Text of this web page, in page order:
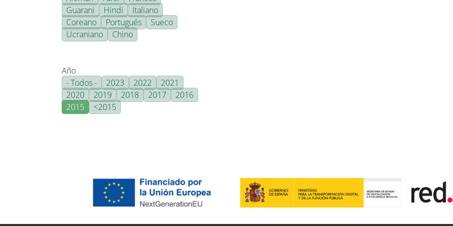
Guarani
Hindi
Italiano
Coreano
Portugués
Sueco
Ucraniano
Chino
Año
- Todos -
2023 2022
2021
2020
2019 2018 2017
2016
2015
<2015